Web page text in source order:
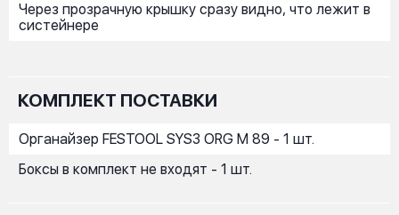
Через прозрачную крышку сразу видно, что лежит в
систейнере
КОМПЛЕКТ ПОСТАВКИ
Органайзер FESTOOL SYS3 ORG M 89 - 1 шт.
Боксы в комплект не входят - 1 шт.